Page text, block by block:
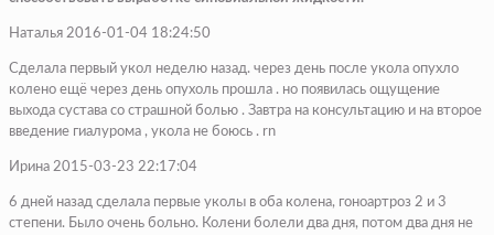
Наталья 2016-01-04 18:24:50
Сделала первый укол неделю назад. через день после укола опухло
колено ещё через день опухоль прошла . но появилась ощущение
выхода сустава со страшной болью . Завтра на консультацию и на второе
введение гиалурома , укола не боюсь . rn
Ирина 2015-03-23 22:17:04
6 дней назад сделала первые уколы в оба колена, гоноартроз 2 и 3
степени. Было очень больно. Колени болели два дня, потом два дня не